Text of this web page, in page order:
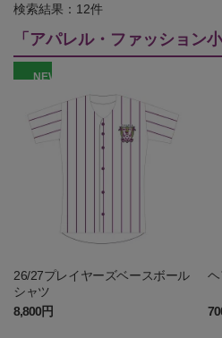
検索結果：12件
「アパレル・ファッション
NEW
26/27プレイヤーズベースボール
シャツ
8,800円
ヘ